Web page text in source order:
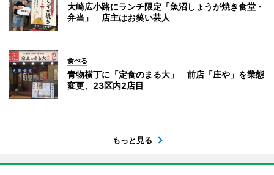
大崎広小路にランチ限定「魚沼しょうが焼き食堂・
弁当」 店主はお笑い芸人
食べる
青物横丁に「定食のまる大」 前店「庄や」を業態
変更、23区内2店目
もっと見る